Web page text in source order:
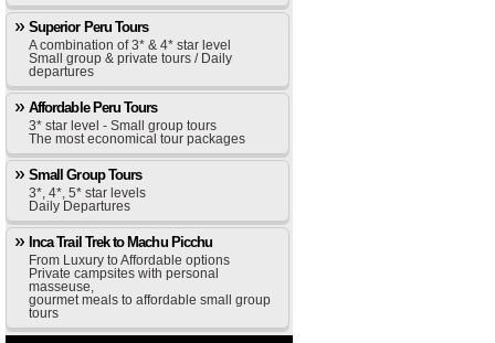
Superior Peru Tours
A combination of 3* & 4* star level
Small group & private tours / Daily
departures
Affordable Peru Tours
3* star level - Small group tours
The most economical tour packages
Small Group Tours
3*, 4*, 5* star levels
Daily Departures
Inca Trail Trek to Machu Picchu
From Luxury to Affordable options
Private campsites with personal
masseuse,
gourmet meals to affordable small group
tours